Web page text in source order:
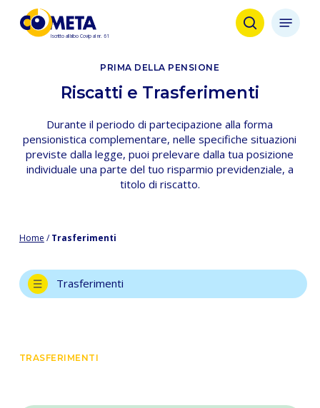
search
Menu
PRIMA DELLA PENSIONE
Riscatti e Trasferimenti
Durante il periodo di partecipazione alla forma
pensionistica complementare, nelle specifiche situazioni
previste dalla legge, puoi prelevare dalla tua posizione
individuale una parte del tuo risparmio previdenziale, a
titolo di riscatto.
Home /Trasferimenti
Trasferimenti
TRASFERIMENTI